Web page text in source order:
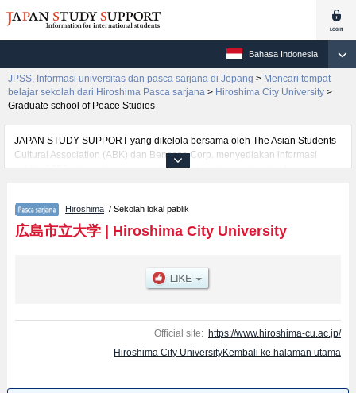
Bahasa Indonesia
JPSS, Informasi universitas dan pasca sarjana di Jepang > Mencari tempat
belajar sekolah dari Hiroshima Pasca sarjana > Hiroshima City University >
Graduate school of Peace Studies
JAPAN STUDY SUPPORT yang dikelola bersama oleh The Asian Students
Cultural Association (ABK) dan Benesse Corp. menyediakan informasi
sekitar 1300 universitas, pascasarjana, universitas yunior, akademi
informasi per jurusan riset seperti %% research %%, serta berbagai
informasi yang berguna bagi mahasiswa(i) mancanegara seperti kuota
untuk jumlah pendaftar dan jumlah kelulusan ujian masuk mahasiswa(i)
jalan, dan lainnya. Silakan memanfaatkannya.
Hiroshima / Sekolah lokal pablik
広島市立大学| Hiroshima City University
Official site: https://www.hiroshima-cu.ac.jp/
Hiroshima City UniversityKembali ke halaman utama